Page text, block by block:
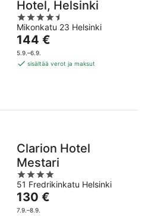
Hotel, Helsinki
4.5
out
of
5
Mikonkatu 23 Helsinki
Hinta
on
144 €
144 €
5.9.–6.9.
sisältää verot ja maksut
Clarion Hotel
Mestari
4
out
of
5
51 Fredrikinkatu Helsinki
Hinta
on
130 €
7.9.–8.9.